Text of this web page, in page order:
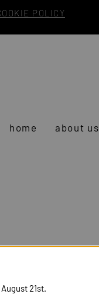
POLICY
home about us
21st.